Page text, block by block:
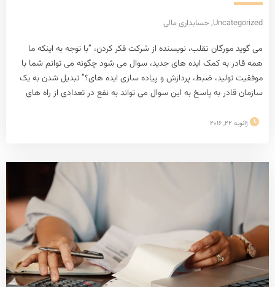
Uncategorized
, حسابداری مالی
می گوید مورگان تقلب، نویسنده از شرکت فکر کردن، “با توجه به اینکه ما
همه قادر به کمک ایده های جدید، سوال می شود چگونه می توانم شما با
موفقیت تولید، ضبط، پردازش و پیاده سازی ایده های؟” تبدیل شدن به یک
سازمان قادر به پاسخ به این سوال می تواند به نفع در تعدادی از راه های
ژانویه 22, 2016